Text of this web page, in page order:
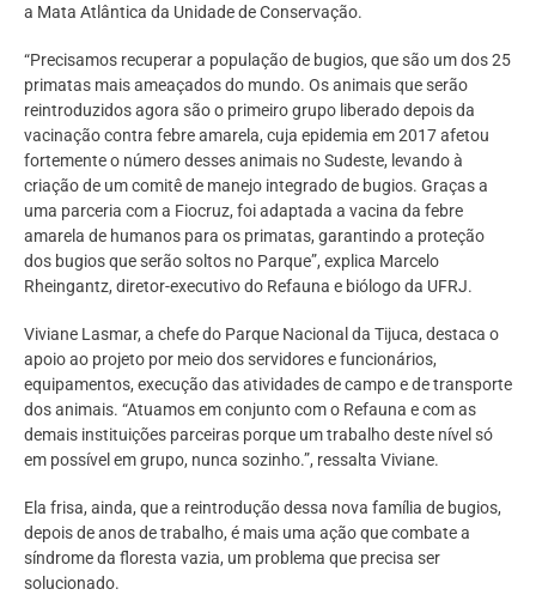
a Mata Atlântica da Unidade de Conservação.
“Precisamos recuperar a população de bugios, que são um dos 25
primatas mais ameaçados do mundo. Os animais que serão
reintroduzidos agora são o primeiro grupo liberado depois da
vacinação contra febre amarela, cuja epidemia em 2017 afetou
fortemente o número desses animais no Sudeste, levando à
criação de um comitê de manejo integrado de bugios. Graças a
uma parceria com a Fiocruz, foi adaptada a vacina da febre
amarela de humanos para os primatas, garantindo a proteção
dos bugios que serão soltos no Parque”, explica Marcelo
Rheingantz, diretor-executivo do Refauna e biólogo da UFRJ.
Viviane Lasmar, a chefe do Parque Nacional da Tijuca, destaca o
apoio ao projeto por meio dos servidores e funcionários,
equipamentos, execução das atividades de campo e de transporte
dos animais. “Atuamos em conjunto com o Refauna e com as
demais instituições parceiras porque um trabalho deste nível só
em possível em grupo, nunca sozinho.”, ressalta Viviane.
Ela frisa, ainda, que a reintrodução dessa nova família de bugios,
depois de anos de trabalho, é mais uma ação que combate a
síndrome da floresta vazia, um problema que precisa ser
solucionado.